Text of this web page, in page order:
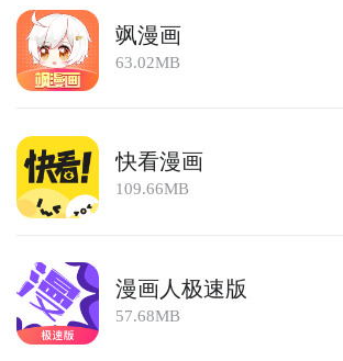
飒漫画
63.02MB
快看漫画
109.66MB
漫画人极速版
57.68MB